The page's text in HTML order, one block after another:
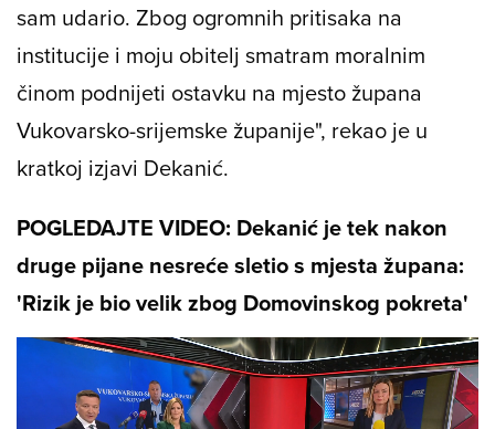
sam udario. Zbog ogromnih pritisaka na
institucije i moju obitelj smatram moralnim
činom podnijeti ostavku na mjesto župana
Vukovarsko-srijemske županije", rekao je u
kratkoj izjavi Dekanić.
POGLEDAJTE VIDEO: Dekanić je tek nakon
druge pijane nesreće sletio s mjesta župana:
'Rizik je bio velik zbog Domovinskog pokreta'